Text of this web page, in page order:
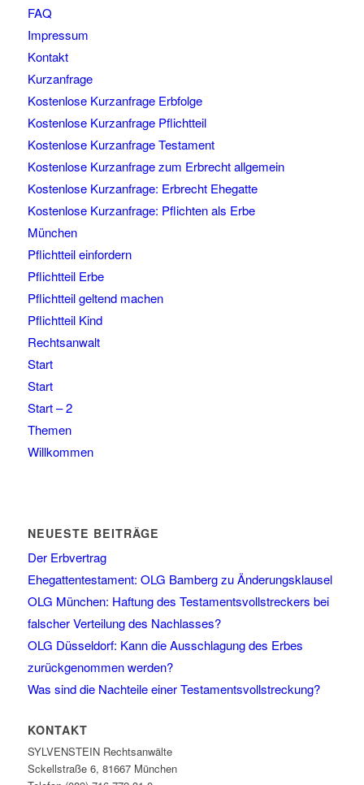
FAQ
Impressum
Kontakt
Kurzanfrage
Kostenlose Kurzanfrage Erbfolge
Kostenlose Kurzanfrage Pflichtteil
Kostenlose Kurzanfrage Testament
Kostenlose Kurzanfrage zum Erbrecht allgemein
Kostenlose Kurzanfrage: Erbrecht Ehegatte
Kostenlose Kurzanfrage: Pflichten als Erbe
München
Pflichtteil einfordern
Pflichtteil Erbe
Pflichtteil geltend machen
Pflichtteil Kind
Rechtsanwalt
Start
Start
Start – 2
Themen
Willkommen
NEUESTE BEITRÄGE
Der Erbvertrag
Ehegattentestament: OLG Bamberg zu Änderungsklausel
OLG München: Haftung des Testamentsvollstreckers bei
falscher Verteilung des Nachlasses?
OLG Düsseldorf: Kann die Ausschlagung des Erbes
zurückgenommen werden?
Was sind die Nachteile einer Testamentsvollstreckung?
KONTAKT
SYLVENSTEIN Rechtsanwälte
Sckellstraße 6, 81667 München